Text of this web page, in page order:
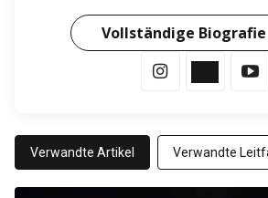
Vollständige Biografie
Verwandte Artikel Verwandte